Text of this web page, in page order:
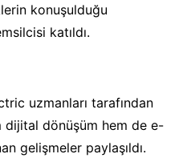
konuşulduğu
katıldı.
uzmanları tarafından
dijital dönüşüm hem de e-
gelişmeler paylaşıldı.